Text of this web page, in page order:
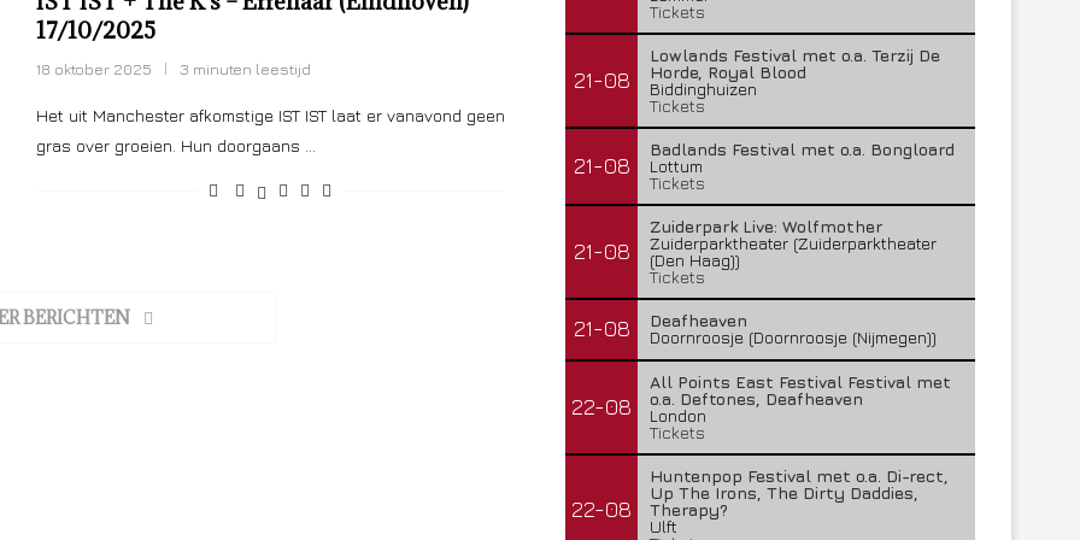
17/10/2025
18 oktober 2025 3 minuten leestijd
Het uit Manchester afkomstige IST IST laat er vanavond geen
gras over groeien. Hun doorgaans …
BERICHTEN
Tickets
21-08
Lowlands Festival met o.a. Terzij De
Horde, Royal Blood
Biddinghuizen
Tickets
21-08
Badlands Festival met o.a. Bongloard
Lottum
Tickets
21-08
Zuiderpark Live: Wolfmother
Zuiderparktheater (Zuiderparktheater
(Den Haag))
Tickets
21-08
Deafheaven
Doornroosje (Doornroosje (Nijmegen))
22-08
All Points East Festival Festival met
o.a. Deftones, Deafheaven
London
Tickets
22-08
Huntenpop Festival met o.a. Di-rect,
Up The Irons, The Dirty Daddies,
Therapy?
Ulft